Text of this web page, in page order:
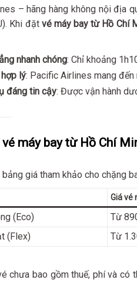
– hãng hàng không nội địa
Khi đặt vé máy bay từ Hồ Chí
nhanh chóng: Chỉ khoảng
lý: Pacific Airlines mang đến
đáng tin cậy: Được vận hành
vé máy bay từ Hồ Chí
giá tham khảo cho chặng
Giá vé
(Eco) Từ
(Flex)
Từ
chưa bao gồm thuế, phí và